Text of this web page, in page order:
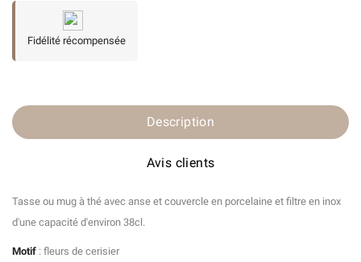
Fidélité récompensée
Description
Avis clients
Tasse ou mug à thé avec anse et couvercle en porcelaine et filtre en inox
d'une capacité d'environ 38cl.
Motif : fleurs de cerisier